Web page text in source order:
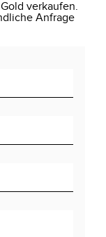
verkaufen.
Anfrage